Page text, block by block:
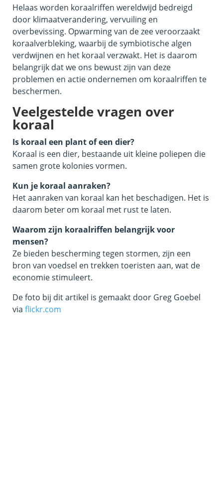
Helaas worden koraalriffen wereldwijd bedreigd
door klimaatverandering, vervuiling en
overbevissing. Opwarming van de zee veroorzaakt
koraalverbleking, waarbij de symbiotische algen
verdwijnen en het koraal verzwakt. Het is daarom
belangrijk dat we ons bewust zijn van deze
problemen en actie ondernemen om koraalriffen te
beschermen.
Veelgestelde vragen over
koraal
Is koraal een plant of een dier?
Koraal is een dier, bestaande uit kleine poliepen die
samen grote kolonies vormen.
Kun je koraal aanraken?
Het aanraken van koraal kan het beschadigen. Het is
daarom beter om koraal met rust te laten.
Waarom zijn koraalriffen belangrijk voor
mensen?
Ze bieden bescherming tegen stormen, zijn een
bron van voedsel en trekken toeristen aan, wat de
economie stimuleert.
De foto bij dit artikel is gemaakt door Greg Goebel
via flickr.com